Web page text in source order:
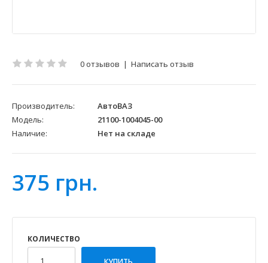
0 отзывов | Написать отзыв
Производитель:
АвтоВАЗ
Модель:
21100-1004045-00
Наличие:
Нет на складе
375 грн.
КОЛИЧЕСТВО